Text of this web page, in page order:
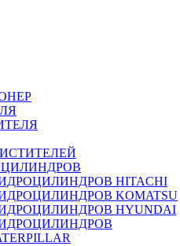
HITACHI
KOMATSU
HYUNDAI